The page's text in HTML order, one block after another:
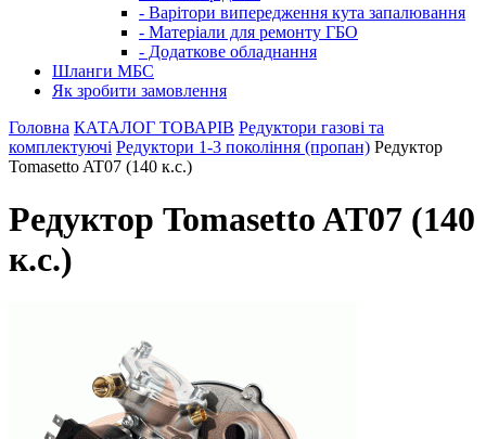
- Варітори випередження кута запалювання
- Матеріали для ремонту ГБО
- Додаткове обладнання
Шланги МБС
Як зробити замовлення
Головна КАТАЛОГ ТОВАРІВ Редуктори газові та
комплектуючі Редуктори 1-3 покоління (пропан) Редуктор
Tomasetto AT07 (140 к.с.)
Редуктор Tomasetto AT07 (140
к.с.)